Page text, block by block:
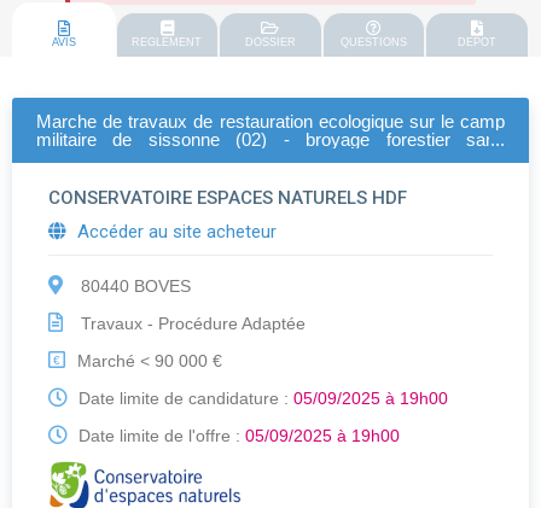
AVIS REGLEMENT DOSSIER QUESTIONS DEPOT
Marche de travaux de restauration ecologique sur le camp
militaire de sissonne (02) - broyage forestier sans
CONSERVATOIRE ESPACES NATURELS HDF
Accéder au site acheteur
80440 BOVES
Travaux - Procédure Adaptée
€
Marché < 90 000 €
Date limite de candidature : 05/09/2025 à 19h00
Date limite de l'offre : 05/09/2025 à 19h00